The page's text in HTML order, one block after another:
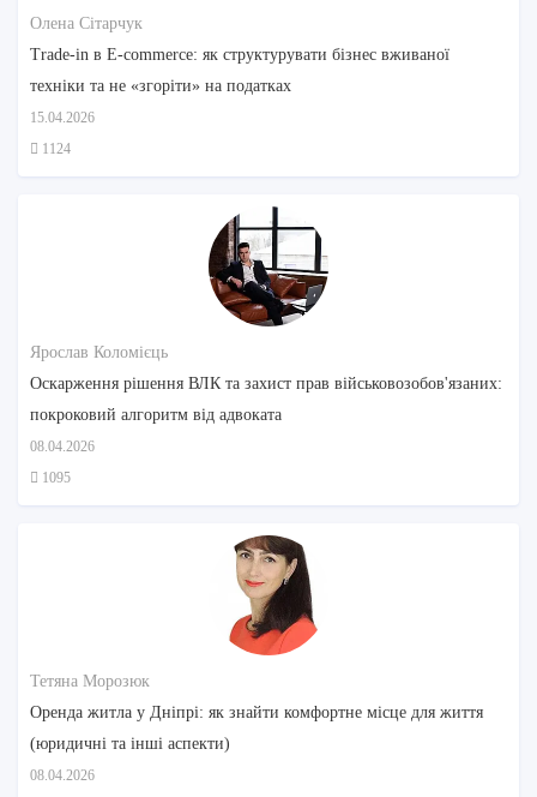
Олена Сітарчук
Trade-in в E-commerce: як структурувати бізнес вживаної
техніки та не «згоріти» на податках
15.04.2026
1124
Ярослав Коломієць
Оскарження рішення ВЛК та захист прав військовозобов'язаних:
покроковий алгоритм від адвоката
08.04.2026
1095
Тетяна Морозюк
Оренда житла у Дніпрі: як знайти комфортне місце для життя
(юридичні та інші аспекти)
08.04.2026